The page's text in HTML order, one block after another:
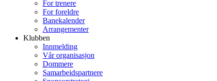
For trenere
For foreldre
Banekalender
Arrangementer
Klubben
Innmelding
Vår organisasjon
Dommere
Samarbeidspartnere